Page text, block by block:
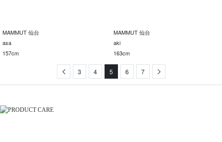
MAMMUT 仙台
asa
157cm
MAMMUT 仙台
aki
163cm
Previous
3 4 5 6 7